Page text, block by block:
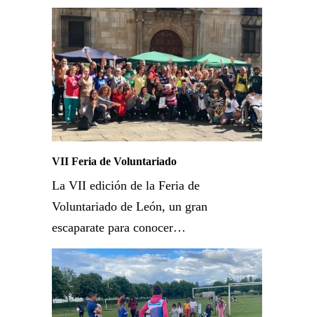
VII Feria de Voluntariado
La VII edición de la Feria de
Voluntariado de León, un gran
escaparate para conocer…